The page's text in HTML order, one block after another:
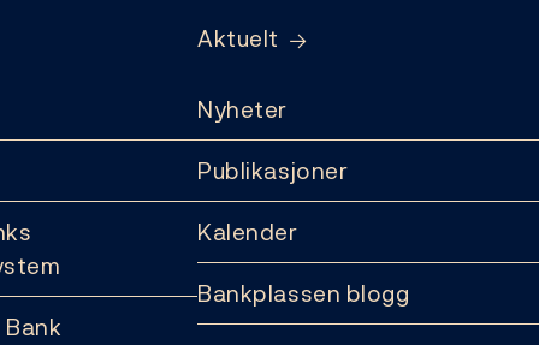
Aktuelt
Nyheter
Publikasjoner
Kalender
Bankplassen blogg